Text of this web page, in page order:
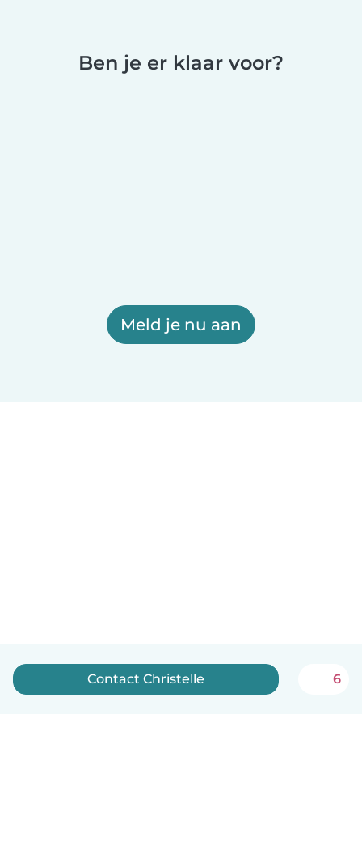
Ben je er klaar voor?
Meld je nu aan
Contact Christelle 6